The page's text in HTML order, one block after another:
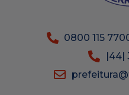
0800 115
|44|